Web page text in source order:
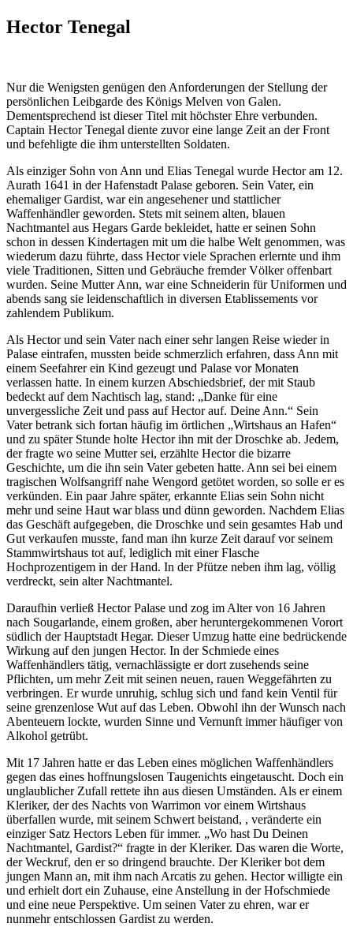
Hector Tenegal
Nur die Wenigsten genügen den Anforderungen der Stellung der
persönlichen Leibgarde des Königs Melven von Galen.
Dementsprechend ist dieser Titel mit höchster Ehre verbunden.
Captain Hector Tenegal diente zuvor eine lange Zeit an der Front
und befehligte die ihm unterstellten Soldaten.
Als einziger Sohn von Ann und Elias Tenegal wurde Hector am 12.
Aurath 1641 in der Hafenstadt Palase geboren. Sein Vater, ein
ehemaliger Gardist, war ein angesehener und stattlicher
Waffenhändler geworden. Stets mit seinem alten, blauen
Nachtmantel aus Hegars Garde bekleidet, hatte er seinen Sohn
schon in dessen Kindertagen mit um die halbe Welt genommen, was
wiederum dazu führte, dass Hector viele Sprachen erlernte und ihm
viele Traditionen, Sitten und Gebräuche fremder Völker offenbart
wurden. Seine Mutter Ann, war eine Schneiderin für Uniformen und
abends sang sie leidenschaftlich in diversen Etablissements vor
zahlendem Publikum.
Als Hector und sein Vater nach einer sehr langen Reise wieder in
Palase eintrafen, mussten beide schmerzlich erfahren, dass Ann mit
einem Seefahrer ein Kind gezeugt und Palase vor Monaten
verlassen hatte. In einem kurzen Abschiedsbrief, der mit Staub
bedeckt auf dem Nachtisch lag, stand: „Danke für eine
unvergessliche Zeit und pass auf Hector auf. Deine Ann.“ Sein
Vater betrank sich fortan häufig im örtlichen „Wirtshaus an Hafen“
und zu später Stunde holte Hector ihn mit der Droschke ab. Jedem,
der fragte wo seine Mutter sei, erzählte Hector die bizarre
Geschichte, um die ihn sein Vater gebeten hatte. Ann sei bei einem
tragischen Wolfsangriff nahe Wengord getötet worden, so solle er es
verkünden. Ein paar Jahre später, erkannte Elias sein Sohn nicht
mehr und seine Haut war blass und dünn geworden. Nachdem Elias
das Geschäft aufgegeben, die Droschke und sein gesamtes Hab und
Gut verkaufen musste, fand man ihn kurze Zeit darauf vor seinem
Stammwirtshaus tot auf, lediglich mit einer Flasche
Hochprozentigem in der Hand. In der Pfütze neben ihm lag, völlig
verdreckt, sein alter Nachtmantel.
Daraufhin verließ Hector Palase und zog im Alter von 16 Jahren
nach Sougarlande, einem großen, aber heruntergekommenen Vorort
südlich der Hauptstadt Hegar. Dieser Umzug hatte eine bedrückende
Wirkung auf den jungen Hector. In der Schmiede eines
Waffenhändlers tätig, vernachlässigte er dort zusehends seine
Pflichten, um mehr Zeit mit seinen neuen, rauen Weggefährten zu
verbringen. Er wurde unruhig, schlug sich und fand kein Ventil für
seine grenzenlose Wut auf das Leben. Obwohl ihn der Wunsch nach
Abenteuern lockte, wurden Sinne und Vernunft immer häufiger von
Alkohol getrübt.
Mit 17 Jahren hatte er das Leben eines möglichen Waffenhändlers
gegen das eines hoffnungslosen Taugenichts eingetauscht. Doch ein
unglaublicher Zufall rettete ihn aus diesen Umständen. Als er einem
Kleriker, der des Nachts von Warrimon vor einem Wirtshaus
überfallen wurde, mit seinem Schwert beistand, , veränderte ein
einziger Satz Hectors Leben für immer. „Wo hast Du Deinen
Nachtmantel, Gardist?“ fragte in der Kleriker. Das waren die Worte,
der Weckruf, den er so dringend brauchte. Der Kleriker bot dem
jungen Mann an, mit ihm nach Arcatis zu gehen. Hector willigte ein
und erhielt dort ein Zuhause, eine Anstellung in der Hofschmiede
und eine neue Perspektive. Um seinen Vater zu ehren, war er
nunmehr entschlossen Gardist zu werden.